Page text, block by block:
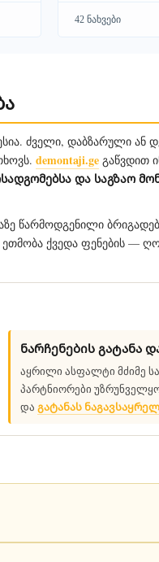
42 ნახვები
ძველი, დაბზარული ან
demontaji.ge გაწვდით
და საგზაო
წარმოდგენილი
ეთმობა ქვედა ფენების —
ნარჩენების გატანა
აყრილი ასფალტი მძიმე
პარტნიორები
დაგატანას